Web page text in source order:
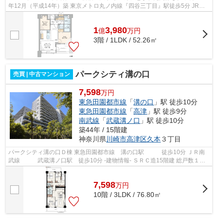
年12月（平成14年）築 東京メトロ丸ノ内線『四谷三丁目』駅徒歩5分 JR総
武中央線『信濃町』駅徒歩10分 都...
1億3,980万円
3階 / 1LDK / 52.26㎡
売買 | 中古マンション パークシティ溝の口
7,598万円
東急田園都市線 「溝の口 」駅 徒歩10分
東急田園都市線 「高津 」駅 徒歩9分
南武線 「武蔵溝ノ口 」駅 徒歩10分
築44年 / 15階建
神奈川県 川崎市高津区久本 ３丁目
パークシティ溝の口Ｄ棟 東急田園都市線 溝の口駅 徒歩10分 ＪＲ南
武線 武蔵溝ノ口駅 徒歩10分 -建物情報- ＳＲＣ造15階建 総戸数１１
7,598万円
10階 / 3LDK / 76.80㎡